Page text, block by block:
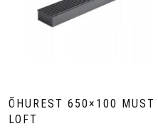
ÕHUREST 650×100 MUST
LOFT